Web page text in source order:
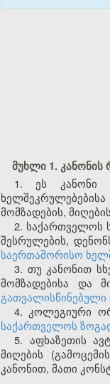
მუხლი 1.
1. ეს კანონი
მომზადების,
2. საქართველოს
შესრულების,
საერთაშორისო
3. თუ კანონით
მომზადებისა და
გათვალისწინებული
4. კოლეგიური
საქართველოს
5. აფხაზეთის
მიღების
კანონით, მათი